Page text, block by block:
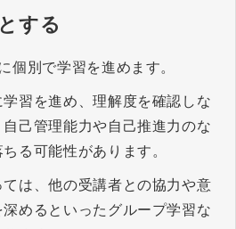
する
個別で学習を進めます。
習を進め、理解度を確認しな
己管理能力や自己推進力のな
る可能性があります。
は、他の受講者との協力や意
めるといったグループ学習な